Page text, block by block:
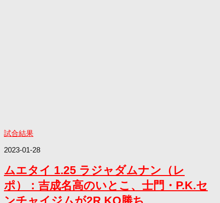
試合結果
2023-01-28
ムエタイ 1.25 ラジャダムナン（レ
ポ）：吉成名高のいとこ、士門・P.K.セ